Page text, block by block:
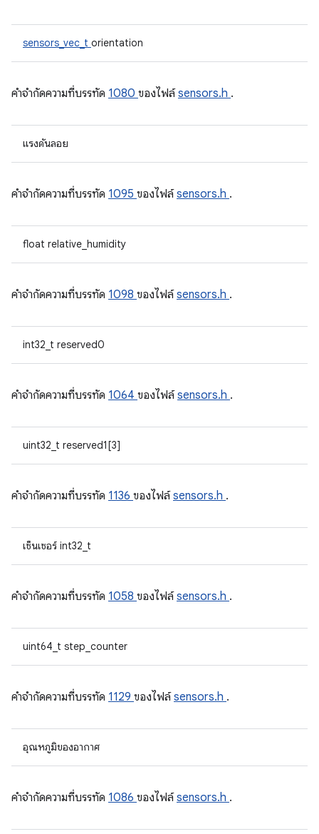
sensors_vec_t orientation
คําจํากัดความที่บรรทัด 1080 ของไฟล์sensors.h .
แรงดันลอย
คําจํากัดความที่บรรทัด 1095 ของไฟล์sensors.h .
float relative_humidity
คําจํากัดความที่บรรทัด 1098 ของไฟล์sensors.h .
int32_t reserved0
คําจํากัดความที่บรรทัด 1064 ของไฟล์sensors.h .
uint32_t reserved1[3]
คําจํากัดความที่บรรทัด 1136 ของไฟล์sensors.h .
เซ็นเซอร์ int32_t
คําจํากัดความที่บรรทัด 1058 ของไฟล์sensors.h .
uint64_t step_counter
คําจํากัดความที่บรรทัด 1129 ของไฟล์sensors.h .
อุณหภูมิของอากาศ
คําจํากัดความที่บรรทัด 1086 ของไฟล์sensors.h .